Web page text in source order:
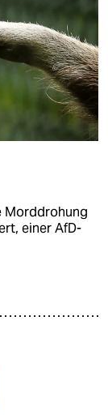
Morddrohung
einer AfD-